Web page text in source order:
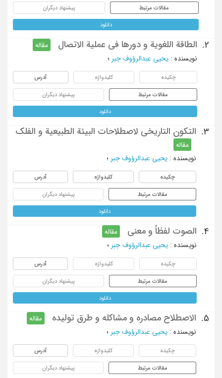
مقالات مرتبط پیشنهاد دیگران
دانلود
2. الطاقة اللغویة و دورها فی عملیة الاتصال
مقاله
نویسنده : یحیی عبدالرؤوف جبر ؛
چکیده کلیدواژه آدرس
مقالات مرتبط پیشنهاد دیگران
دانلود
3. التکون التاریخی لاصطلاحات البیئة الطبیعیة و الفلک
مقاله
نویسنده : یحیی عبدالرؤوف جبر ؛
چکیده کلیدواژه آدرس
مقالات مرتبط پیشنهاد دیگران
دانلود
4. الصوت لفظاً و معنی
مقاله
نویسنده : یحیی عبدالرؤوف جبر ؛
چکیده کلیدواژه آدرس
مقالات مرتبط پیشنهاد دیگران
دانلود
5. الاصطلاح مصادره و مشاکله و طرق تولیده
مقاله
نویسنده : یحیی عبدالرؤوف جبر ؛
چکیده کلیدواژه آدرس
مقالات مرتبط پیشنهاد دیگران